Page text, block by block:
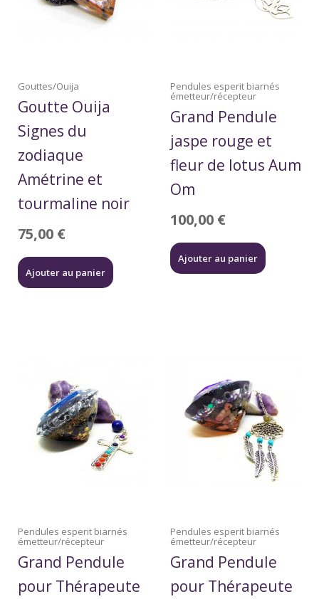
Gouttes/Ouija
Goutte Ouija
Signes du
zodiaque
Amétrine et
tourmaline noir
75,00 €
Ajouter au panier
Pendules esperit biarnés
émetteur/récepteur
Grand Pendule
jaspe rouge et
fleur de lotus Aum
Om
100,00 €
Ajouter au panier
Pendules esperit biarnés
émetteur/récepteur
Grand Pendule
pour Thérapeute
Pendules esperit biarnés
émetteur/récepteur
Grand Pendule
pour Thérapeute